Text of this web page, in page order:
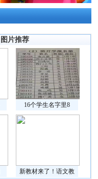
图片推荐
16个学生名字里8
新教材来了！语文教